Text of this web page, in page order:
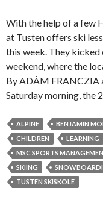
g
ø
l
With the help of a few
at Tusten offers ski
this week. They
weekend, where the
By ADÁM FRANCZIA
Saturday morning, the
ALPINE BENJAMIN
CHILDREN
LEARNING
MSC SPORTS
SKIING
TUSTEN SKISKOLE